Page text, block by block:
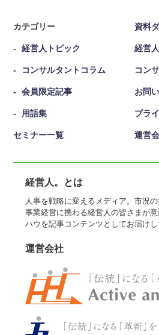
カテゴリー
経営人トピック
コンサルタントコラム
会員限定記事
用語集
セミナー一覧
資料
経営
コン
お問
プラ
運営
経営人。とは
人事を戦略に変えるメディア。市況
事業経営に携わる経営人の皆さまが
ハウを記事コンテンツとしてお届けし
運営会社